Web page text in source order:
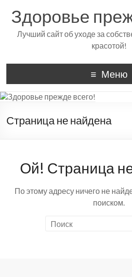
Здоровье
Лучший сайт об уходе за
красотой!
Меню
Страница не найдена
Ой! Страница
По этому адресу ничего не
поиском.